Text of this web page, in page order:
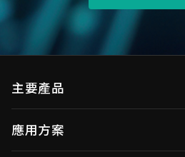
主要產品
應用方案